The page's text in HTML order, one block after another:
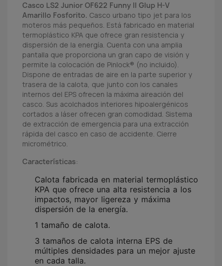
Casco LS2 Junior OF622 Funny II Glup H-V
Amarillo Fosforito. Casco urbano tipo jet para los
moteros más pequeños. Está fabricado en material
termoplástico KPA que ofrece gran resistencia y
dispersión de la energía. Cuenta con una amplia
pantalla que proporciona un gran capo de visión y
permite la colocación de Pinlock® (no incluido).
Dispone de entradas de aire en la parte superior y
trasera de la calota, que junto con los canales
internos del EPS ofrecen la máxima aireación del
casco. Sus acolchados interiores hipoalergénicos
cortados a láser ofrecen gran comodidad. Sistema
de extracción de emergencia para una extracción
rápida del casco en caso de accidente. Cierre
micrométrico.
Características:
Calota fabricada en material termoplástico
KPA que ofrece una alta resistencia a los
impactos, mayor ligereza y máxima
dispersión de la energía.
1 tamaño de calota.
3 tamaños de calota interna EPS de
múltiples densidades para un mejor ajuste
en cada talla.